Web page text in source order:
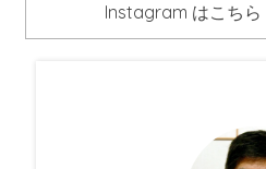
Instagram はこちら